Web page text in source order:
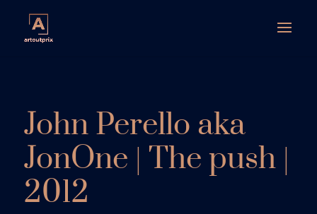
John Perello aka
JonOne | The push |
2012